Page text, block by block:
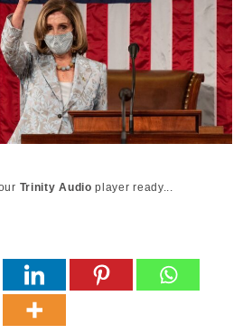
Trinity Audio player ready...